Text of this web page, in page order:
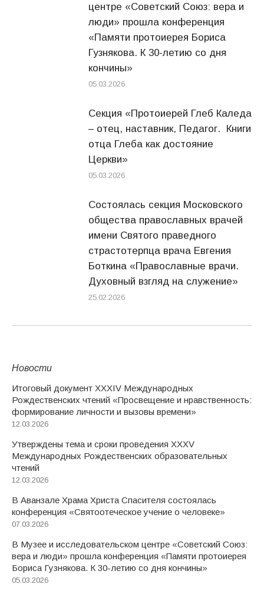
центре «Советский Союз: вера и
люди» прошла конференция
«Памяти протоиерея Бориса
Гузнякова. К 30-летию со дня
кончины»
05.03.2026
Секция «Протоиерей Глеб Каледа
– отец, наставник, Педагог. Книги
отца Глеба как достояние
Церкви»
05.03.2026
Состоялась секция Московского
общества православных врачей
имени Святого праведного
страстотерпца врача Евгения
Боткина «Православные врачи.
Духовный взгляд на служение»
25.02.2026
Новости
Итоговый документ XXХIV Международных
Рождественских чтений «Просвещение и нравственность:
формирование личности и вызовы времени»
12.03.2026
Утверждены тема и сроки проведения XXXV
Международных Рождественских образовательных
чтений
12.03.2026
В Аванзале Храма Христа Спасителя состоялась
конференция «Святоотеческое учение о человеке»
07.03.2026
В Музее и исследовательском центре «Советский Союз:
вера и люди» прошла конференция «Памяти протоиерея
Бориса Гузнякова. К 30-летию со дня кончины»
05.03.2026